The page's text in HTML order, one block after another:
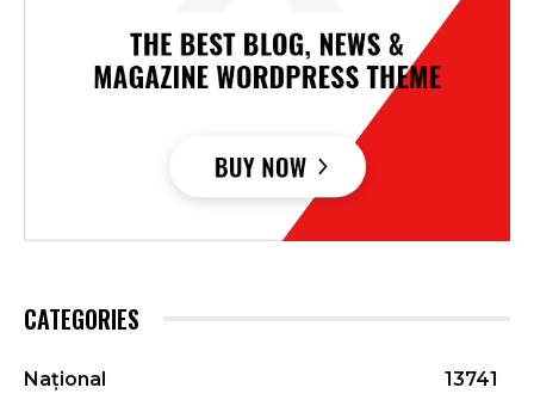
CATEGORIES
Național
13741